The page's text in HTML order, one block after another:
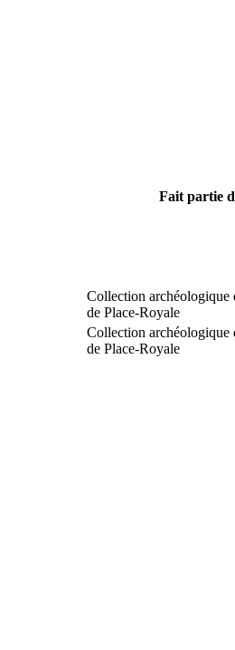
Fait partie
Collection archéologique
de Place-Royale
Collection archéologique
de Place-Royale